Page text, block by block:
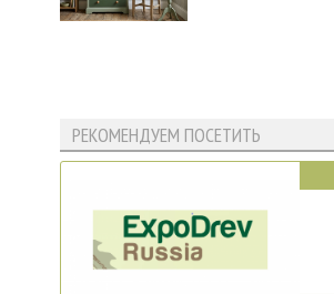
РЕКОМЕНДУЕМ ПОСЕТИТЬ